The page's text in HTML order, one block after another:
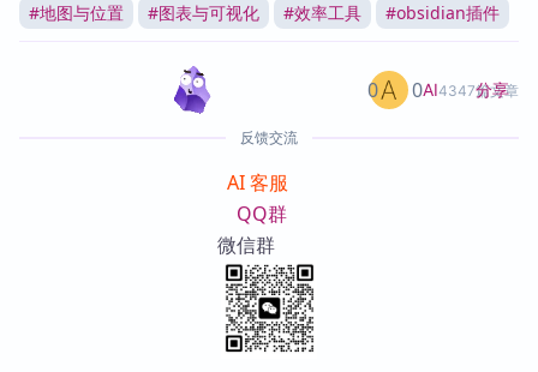
#地图与位置 #图表与可视化 #效率工具 #obsidian插件
AI4347篇文章
0 0 分享
反馈交流
AI 客服
QQ群
微信群